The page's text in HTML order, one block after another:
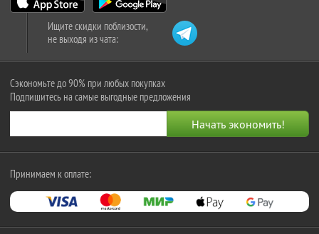
Ищите скидки поблизости,
не выходя из чата:
Сэкономьте до 90% при любых покупках
Подпишитесь на самые выгодные предложения
Принимаем к оплате: